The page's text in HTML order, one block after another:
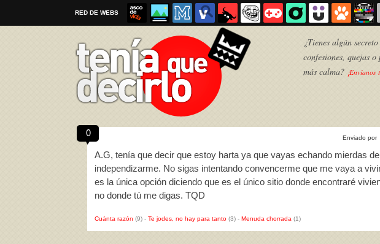
RED DE WEBS
¿Tienes algún
confesiones, quejas
más calma?
0 Enviado por
A.G, tenía que decir que estoy harta ya que vayas echando mierdas
independizarme. No sigas intentando convencerme que me vaya a
es la única opción diciendo que es el único sitio donde encontraré
no donde tú me digas. TQD
Cuánta razón (9) - Te jodes, no hay para tanto (3) - Menuda chorrada (1)